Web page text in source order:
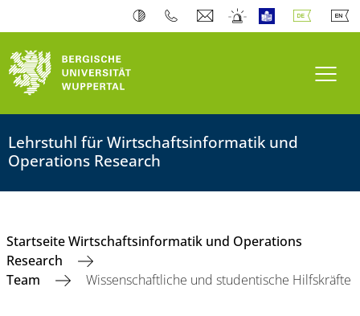
Lehrstuhl für Wirtschaftsinformatik und
Operations Research
Startseite Wirtschaftsinformatik und Operations
Research
Team
Wissenschaftliche und studentische Hilfskräfte